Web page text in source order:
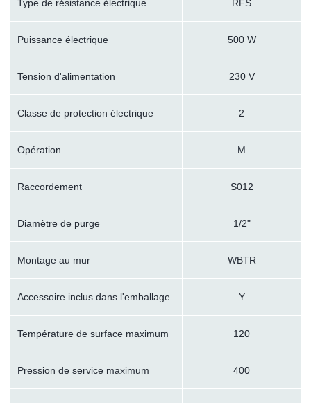
Type de résistance électrique RFS
Puissance électrique 500 W
Tension d'alimentation 230 V
Classe de protection électrique 2
Opération M
Raccordement S012
Diamètre de purge 1/2"
Montage au mur WBTR
Accessoire inclus dans l'emballage Y
Température de surface maximum 120
Pression de service maximum 400